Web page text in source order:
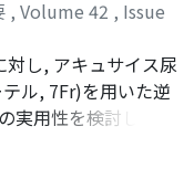
, Volume 42 , Issue
;KAJIKAWA,
Takashi;梅川, 徹;石
孝
し, アキュサイス尿
ル, 7Fr)を用いた逆
用性を検討した.
膀胱鏡操作下に腎